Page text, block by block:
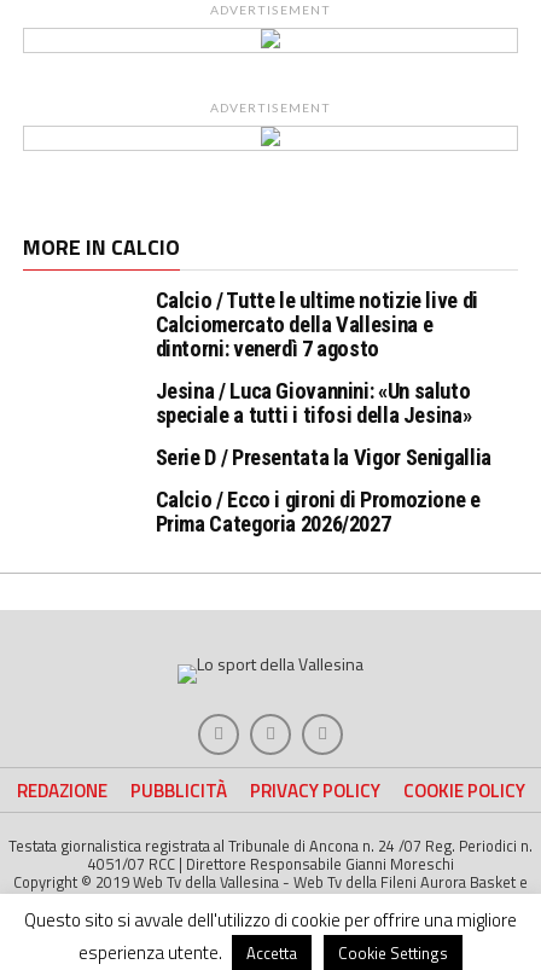
ADVERTISEMENT
ADVERTISEMENT
MORE IN CALCIO
Calcio / Tutte le ultime notizie live di
Calciomercato della Vallesina e
dintorni: venerdì 7 agosto
Jesina / Luca Giovannini: «Un saluto
speciale a tutti i tifosi della Jesina»
Serie D / Presentata la Vigor Senigallia
Calcio / Ecco i gironi di Promozione e
Prima Categoria 2026/2027
REDAZIONE PUBBLICITÀ PRIVACY POLICY COOKIE POLICY
Testata giornalistica registrata al Tribunale di Ancona n. 24 /07 Reg. Periodici n.
4051/07 RCC | Direttore Responsabile Gianni Moreschi
Copyright © 2019 Web Tv della Vallesina - Web Tv della Fileni Aurora Basket e
della Jesina Calcio. All right Reserved | Project byLife Color
Questo sito si avvale dell'utilizzo di cookie per offrire una migliore
esperienza utente.
Accetta Cookie Settings